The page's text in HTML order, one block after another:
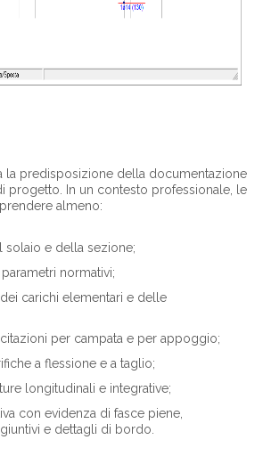
la predisposizione della documentazione
progetto. In un contesto professionale, le
almeno:
solaio e della sezione;
normativi;
carichi elementari e delle
per campata e per appoggio;
a flessione e a taglio;
longitudinali e integrative;
con evidenza di fasce piene,
e dettagli di bordo.